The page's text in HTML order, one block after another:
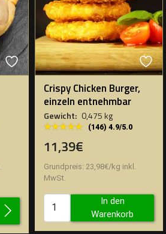
Crispy Chicken Burger,
einzeln entnehmbar
Gewicht: 0,475 kg
★★★★★
★★★★★ (146) 4.9/5.0
11,39€
Grundpreis: 23,98€/kg inkl.
MwSt.
In den
Warenkorb